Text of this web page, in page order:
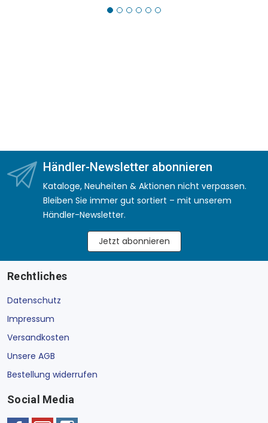
Händler-Newsletter abonnieren
Kataloge, Neuheiten & Aktionen nicht verpassen.
Bleiben Sie immer gut sortiert – mit unserem
Händler-Newsletter.
Jetzt abonnieren
Rechtliches
Datenschutz
Impressum
Versandkosten
Unsere AGB
Bestellung widerrufen
Social Media